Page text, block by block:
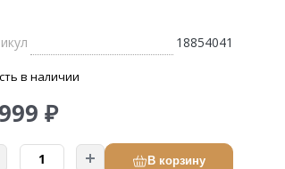
18854041
в наличии
₽
В корзину